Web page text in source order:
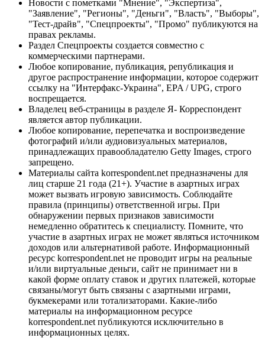
Новости с пометками "Мнение", "Экспертиза",
"Заявление", "Регионы", "Деньги", "Власть", "Выборы",
"Тест-драйв", "Спецпроекты", "Промо" публикуются на
правах рекламы.
Раздел Спецпроекты создается совместно с
коммерческими партнерами.
Любое копирование, публикация, републикация и
другое распространение информации, которое содержит
ссылку на "Интерфакс-Украина", EPA / UPG, строго
воспрещается.
Владелец веб-страницы в разделе Я- Корреспондент
является автор публикации.
Любое копирование, перепечатка и воспроизведение
фотографий и/или аудиовизуальных материалов,
принадлежащих правообладателю Getty Images, строго
запрещено.
Материалы сайта korrespondent.net предназначены для
лиц старше 21 года (21+). Участие в азартных играх
может вызвать игровую зависимость. Соблюдайте
правила (принципы) ответственной игры. При
обнаружении первых признаков зависимости
немедленно обратитесь к специалисту. Помните, что
участие в азартных играх не может являться источником
доходов или альтернативой работе. Информационный
ресурс korrespondent.net не проводит игры на реальные
и/или виртуальные деньги, сайт не принимает ни в
какой форме оплату ставок и других платежей, которые
связаны/могут быть связаны с азартными играми,
букмекерами или тотализаторами. Какие-либо
материалы на информационном ресурсе
korrespondent.net публикуются исключительно в
информационных целях.